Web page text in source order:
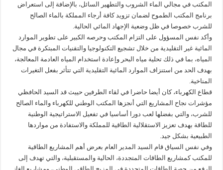
المكتب في مجالي الماء الشروب والتطهير السائل، بالإضافة إلى استعراض
برنامج المكتب الطموح لضمان تزويد كافة أرجاء المملكة بالماء الصالح
للشرب خصوصا في ظل وضعية الإجهاد المائي الحالية.
وأكد نفس المسؤول على التزام المكتب وحرصه الكبير على تطوير الموارد
المائية غير التقليدية من خلال تشجيع التكنولوجيا والتقنيات المبتكرة في مجال
المياه، بما في ذلك تحلية مياه البحر وإعادة استخدام المياه العادمة المعالجة،
بهدف الحد من استنزاف الموارد المائية التقليدية التي تتأثر بفعل التغيرات
المناخية.
قطاع الكهرباء، كان أيضا حاضرا في لقاء الطرفين حييث قد السيد الحافظي
مؤشرات نجاح المشاريع التي أنجزها المكتب الوطني للكهرباء والماء الصالح
للشرب، والتي بفضلها لعب دورا أساسيا في تفعيل الاستراتيجية الوطنية
للطاقة بهدف تعزيز الاستقلالية الطاقية للمملكة والاستفادة من مواردها
الطبيعية بشكل جيد.
وفي نفس السياق قام السيد المدير العام بعرض أهم المشاريع الطاقية
للمكتب كمشاريع الطاقات المتجددة، الحالية والمستقبلية، والتي تهدف إلى